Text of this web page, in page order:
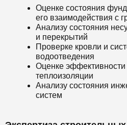
Оценке состояния
его взаимодействия с
Анализу состояния
и перекрытий
Проверке кровли и
водоотведения
Оценке эффективности
теплоизоляции
Анализу состояния
систем